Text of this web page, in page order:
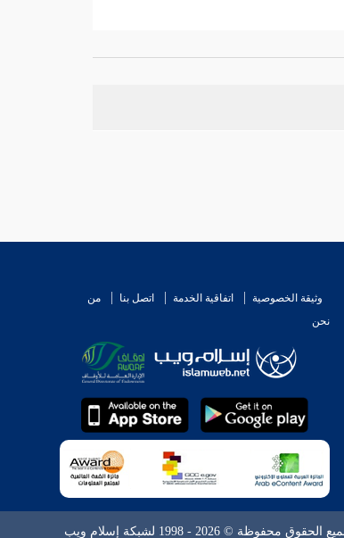
وثيقة الخصوصية اتفاقية الخدمة اتصل بنا
من
نحن
الحقوق محفوظة © 2026 - 1998 لشبكة إسلام ويب